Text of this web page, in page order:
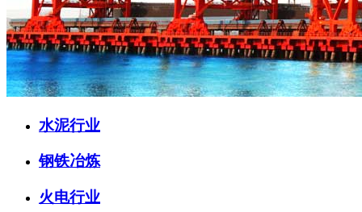
水泥行业
钢铁冶炼
火电行业